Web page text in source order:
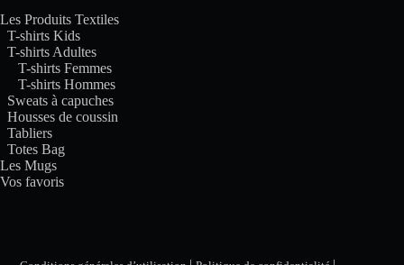
Les Produits Textiles
T-shirts Kids
T-shirts Adultes
T-shirts Femmes
T-shirts Hommes
Sweats à capuches
Housses de coussin
Tabliers
Totes Bag
Les Mugs
Vos favoris